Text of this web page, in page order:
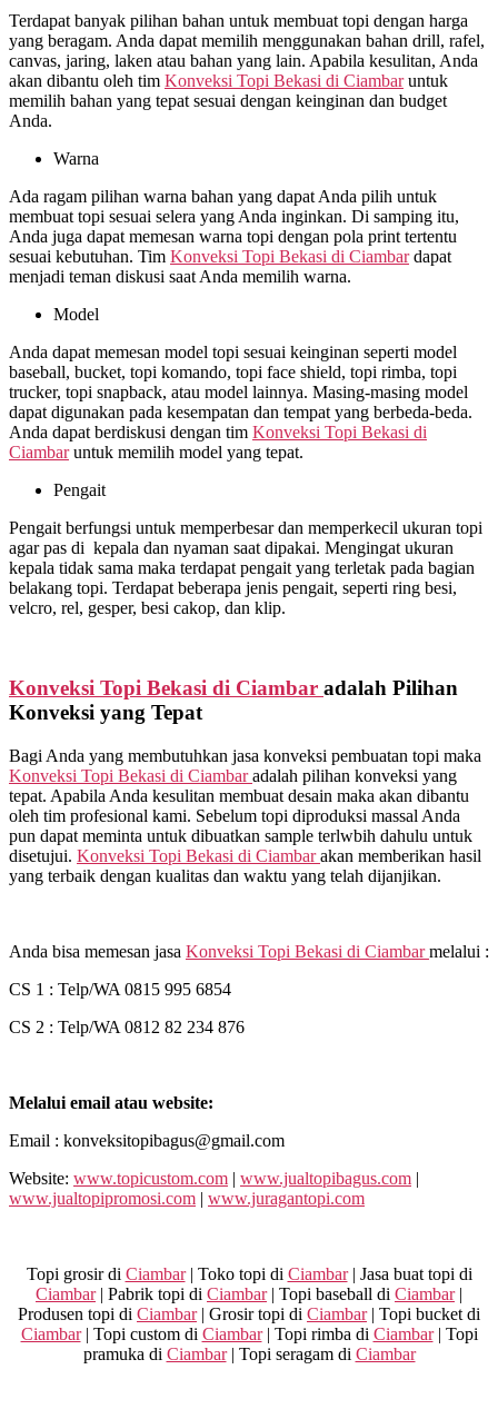
Terdapat banyak pilihan bahan untuk membuat topi dengan harga
yang beragam. Anda dapat memilih menggunakan bahan drill, rafel,
canvas, jaring, laken atau bahan yang lain. Apabila kesulitan, Anda
akan dibantu oleh tim Konveksi Topi Bekasi di Ciambaruntuk
memilih bahan yang tepat sesuai dengan keinginan dan budget
Anda.
Warna
Ada ragam pilihan warna bahan yang dapat Anda pilih untuk
membuat topi sesuai selera yang Anda inginkan. Di samping itu,
Anda juga dapat memesan warna topi dengan pola print tertentu
sesuai kebutuhan. Tim Konveksi Topi Bekasi di Ciambardapat
menjadi teman diskusi saat Anda memilih warna.
Model
Anda dapat memesan model topi sesuai keinginan seperti model
baseball, bucket, topi komando, topi face shield, topi rimba, topi
trucker, topi snapback, atau model lainnya. Masing-masing model
dapat digunakan pada kesempatan dan tempat yang berbeda-beda.
Anda dapat berdiskusi dengan tim Konveksi Topi Bekasi di
Ciambaruntuk memilih model yang tepat.
Pengait
Pengait berfungsi untuk memperbesar dan memperkecil ukuran topi
agar pas di kepala dan nyaman saat dipakai. Mengingat ukuran
kepala tidak sama maka terdapat pengait yang terletak pada bagian
belakang topi. Terdapat beberapa jenis pengait, seperti ring besi,
velcro, rel, gesper, besi cakop, dan klip.
Konveksi Topi Bekasi di Ciambar adalah Pilihan
Konveksi yang Tepat
Bagi Anda yang membutuhkan jasa konveksi pembuatan topi maka
Konveksi Topi Bekasi di Ciambar adalah pilihan konveksi yang
tepat. Apabila Anda kesulitan membuat desain maka akan dibantu
oleh tim profesional kami. Sebelum topi diproduksi massal Anda
pun dapat meminta untuk dibuatkan sample terlwbih dahulu untuk
disetujui. Konveksi Topi Bekasi di Ciambar akan memberikan hasil
yang terbaik dengan kualitas dan waktu yang telah dijanjikan.
Anda bisa memesan jasa Konveksi Topi Bekasi di Ciambar melalui :
CS 1 : Telp/WA 0815 995 6854
CS 2 : Telp/WA 0812 82 234 876
Melalui email atau website:
Email : konveksitopibagus@gmail.com
Website: www.topicustom.com | www.jualtopibagus.com |
www.jualtopipromosi.com | www.juragantopi.com
Topi grosir di Ciambar| Toko topi di Ciambar| Jasa buat topi di
Ciambar| Pabrik topi di Ciambar| Topi baseball di Ciambar|
Produsen topi di Ciambar| Grosir topi di Ciambar| Topi bucket di
Ciambar| Topi custom di Ciambar| Topi rimba di Ciambar| Topi
pramuka di Ciambar| Topi seragam di Ciambar